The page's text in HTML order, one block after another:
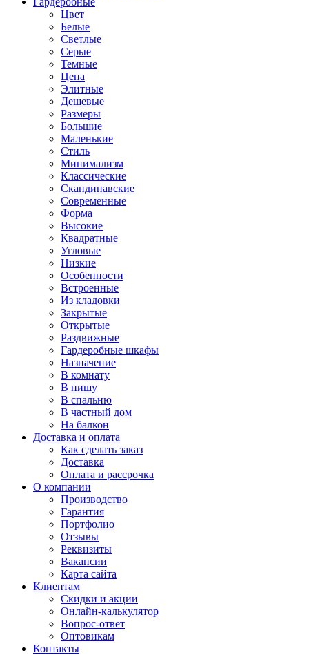
Цвет
Белые
Светлые
Серые
Темные
Цена
Элитные
Дешевые
Размеры
Большие
Маленькие
Стиль
Минимализм
Классические
Скандинавские
Современные
Форма
Высокие
Квадратные
Угловые
Низкие
Особенности
Встроенные
Из кладовки
Закрытые
Открытые
Раздвижные
Гардеробные шкафы
Назначение
В комнату
В нишу
В спальню
В частный дом
На балкон
Доставка и оплата
Как сделать заказ
Доставка
Оплата и рассрочка
О компании
Производство
Гарантия
Портфолио
Отзывы
Реквизиты
Вакансии
Карта сайта
Клиентам
Скидки и акции
Онлайн-калькулятор
Вопрос-ответ
Оптовикам
Контакты